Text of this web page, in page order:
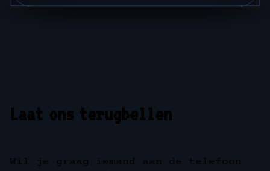
Laat ons terugbellen
Wil je graag iemand aan de telefoon